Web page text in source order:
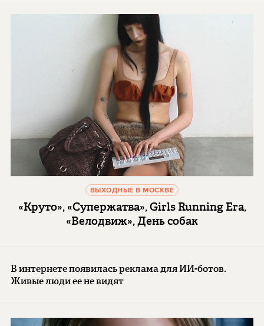
ВЫХОДНЫЕ В МОСКВЕ
«Круто», «Супержатва», Girls Running Era,
«Велодвиж», День собак
В интернете появилась реклама для ИИ-ботов.
Живые люди ее не видят